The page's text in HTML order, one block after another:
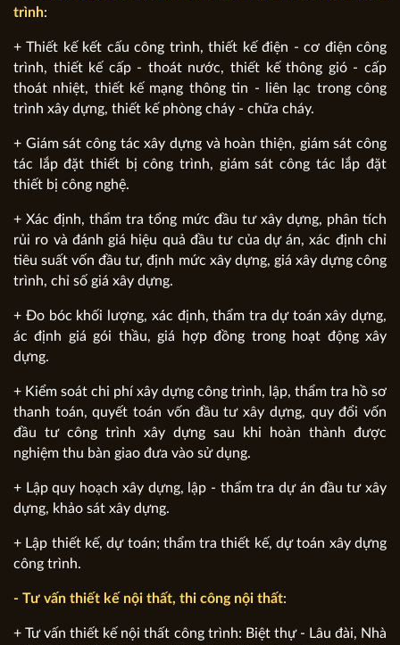
trình:
+ Thiết kế kết cấu công trình, thiết kế điện - cơ điện công
trình, thiết kế cấp - thoát nước, thiết kế thông gió - cấp
thoát nhiệt, thiết kế mạng thông tin - liên lạc trong công
trình xây dựng, thiết kế phòng cháy - chữa cháy.
+ Giám sát công tác xây dựng và hoàn thiện, giám sát công
tác lắp đặt thiết bị công trình, giám sát công tác lắp đặt
thiết bị công nghệ.
+ Xác định, thẩm tra tổng mức đầu tư xây dựng, phân tích
rủi ro và đánh giá hiệu quả đầu tư của dự án, xác định chỉ
tiêu suất vốn đầu tư, định mức xây dựng, giá xây dựng công
trình, chỉ số giá xây dựng.
+ Đo bóc khối lượng, xác định, thẩm tra dự toán xây dựng,
ác định giá gói thầu, giá hợp đồng trong hoạt động xây
dựng.
+ Kiểm soát chi phí xây dựng công trình, lập, thẩm tra hồ sơ
thanh toán, quyết toán vốn đầu tư xây dựng, quy đổi vốn
đầu tư công trình xây dựng sau khi hoàn thành được
nghiệm thu bàn giao đưa vào sử dụng.
+ Lập quy hoạch xây dựng, lập - thẩm tra dự án đầu tư xây
dựng, khảo sát xây dựng.
+ Lập thiết kế, dự toán; thẩm tra thiết kế, dự toán xây dựng
công trình.
- Tư vấn thiết kế nội thất, thi công nội thất:
+ Tư vấn thiết kế nội thất công trình: Biệt thự - Lâu đài, Nhà